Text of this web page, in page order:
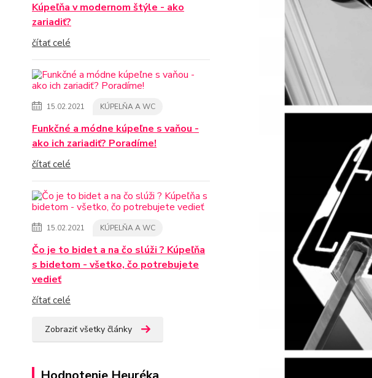
Kúpeľňa v modernom štýle - ako
zariadiť?
čítať celé
15.02.2021 KÚPELŇA A WC
Funkčné a módne kúpeľne s vaňou -
ako ich zariadiť? Poradíme!
čítať celé
15.02.2021 KÚPELŇA A WC
Čo je to bidet a na čo slúži ? Kúpeľňa
s bidetom - všetko, čo potrebujete
vedieť
čítať celé
Zobraziť všetky články